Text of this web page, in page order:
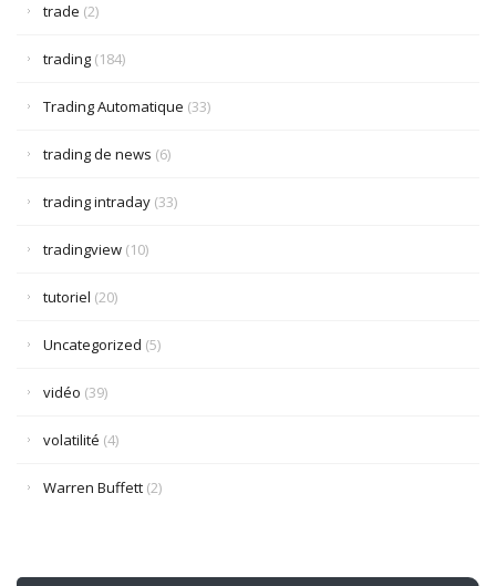
trade (2)
trading (184)
Trading Automatique (33)
trading de news (6)
trading intraday (33)
tradingview (10)
tutoriel (20)
Uncategorized (5)
vidéo (39)
volatilité (4)
Warren Buffett (2)